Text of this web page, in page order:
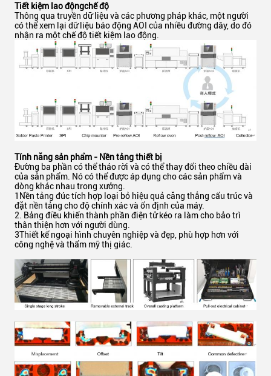
Tiết kiệm lao độngchế độ
Thông qua truyền dữ liệu và các phương pháp khác, một người
có thể xem lại dữ liệu báo động AOI của nhiều đường dây, do đó
nhận ra một chế độ tiết kiệm lao động.
Tính năng sản phẩm - Nền tảng thiết bị
Đường ba phần có thể tháo rời và có thể thay đổi theo chiều dài
của sản phẩm. Nó có thể được áp dụng cho các sản phẩm và
dòng khác nhau trong xưởng.
1Nền tảng đúc tích hợp loại bỏ hiệu quả căng thẳng cấu trúc và
đặt nền tảng cho độ chính xác và ổn định của máy.
2. Bảng điều khiển thành phần điện tử kéo ra làm cho bảo trì
thân thiện hơn với người dùng.
3Thiết kế ngoại hình chuyên nghiệp và đẹp, phù hợp hơn với
công nghệ và thẩm mỹ thị giác.